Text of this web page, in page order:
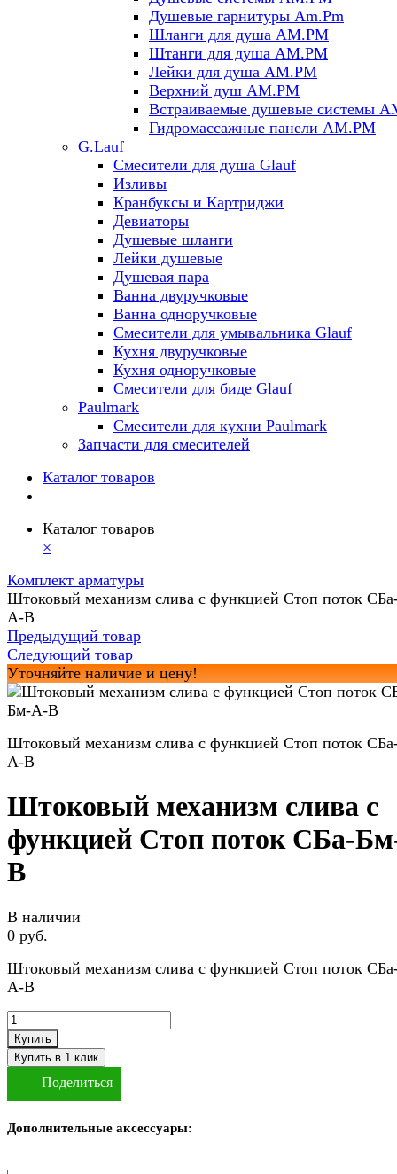
Душевые гарнитуры Am.Pm
Шланги для душа AM.PM
Штанги для душа AM.PM
Лейки для душа AM.PM
Верхний душ AM.PM
Встраиваемые душевые системы
Гидромассажные панели AM.PM
G.Lauf
Смесители для душа Glauf
Изливы
Кранбуксы и Картриджи
Девиаторы
Душевые шланги
Лейки душевые
Душевая пара
Ванна двуручковые
Ванна одноручковые
Смесители для умывальника Glauf
Кухня двуручковые
Кухня одноручковые
Смесители для биде Glauf
Paulmark
Смесители для кухни Paulmark
Запчасти для смесителей
Каталог товаров
Каталог товаров
×
Комплект арматуры
Штоковый механизм слива с функцией Стоп поток
А-В
Предыдущий товар
Следующий товар
Уточняйте наличие и цену!
Штоковый механизм слива с функцией Стоп поток
А-В
Штоковый механизм слива с
функцией Стоп поток СБа-
В
В наличии
0 руб.
Штоковый механизм слива с функцией Стоп поток
А-В
Купить
Поделиться
Дополнительные аксессуары: